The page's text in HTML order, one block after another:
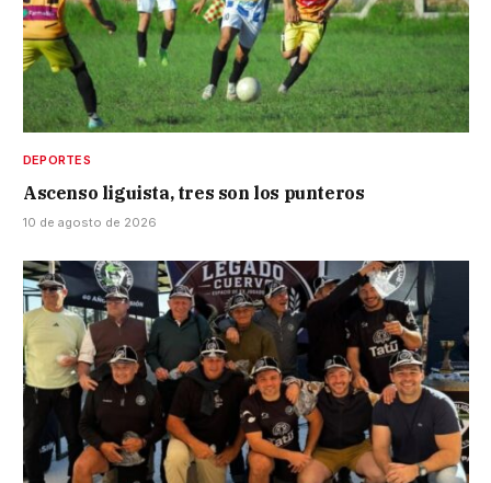
DEPORTES
Ascenso liguista, tres son los punteros
10 de agosto de 2026